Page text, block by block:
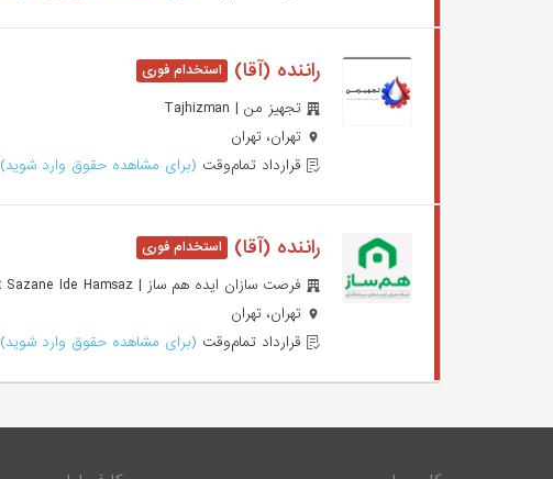
راننده (آقا)
تجهیز من | Tajhizman
تهران، تهران
قرارداد تمام‌وقت (برای مشاهده حقوق وارد شوید)
راننده (آقا)
فرصت سازان ایده هم ساز | Forsat Sazane Ide Hamsaz
تهران، تهران
قرارداد تمام‌وقت (برای مشاهده حقوق وارد شوید)